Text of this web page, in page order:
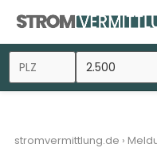
Inhalt
springen
stromvermittlung.de ›